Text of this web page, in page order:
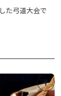
ません。
→追分地蔵尊
た弓道大会で
は全国一の規
ます）